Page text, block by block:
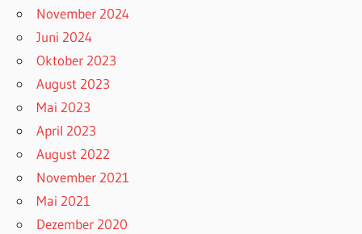
November 2024
Juni 2024
Oktober 2023
August 2023
Mai 2023
April 2023
August 2022
November 2021
Mai 2021
Dezember 2020